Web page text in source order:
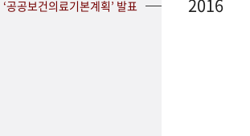
공공보건의료기본계획’ 발표 2016